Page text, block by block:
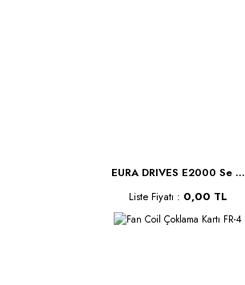
EURA DRIVES E2000 Se ...
Liste Fiyatı : 0,00 TL